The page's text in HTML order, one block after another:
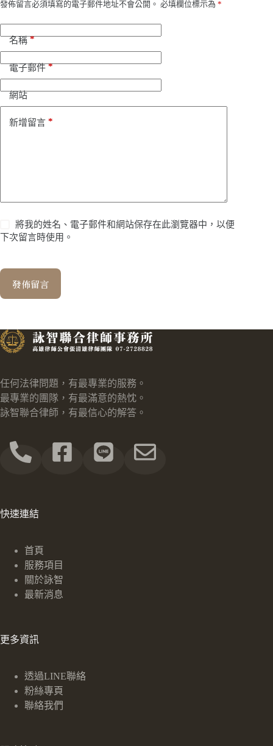
發佈留言必須填寫的電子郵件地址不會公開。 必填欄位標示為 *
名稱*
電子郵件*
網站
新增留言 *
將我的姓名、電子郵件和網站保存在此瀏覽器中，以便
下次留言時使用。
發佈留言
任何法律問題，有最專業的服務。
最專業的團隊，有最滿意的熱忱。
詠智聯合律師，有最信心的解答。
快速連結
首頁
服務項目
關於詠智
最新消息
更多資訊
透過LINE聯絡
粉絲專頁
聯絡我們